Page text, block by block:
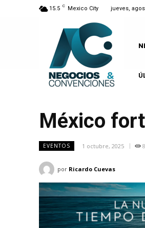
15.5 C Mexico City jueves,
México
EVENTOS 1 octubre, 2025
por Ricardo Cuevas